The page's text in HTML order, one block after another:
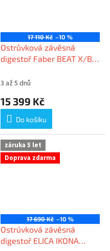
17 110 Kč –10 %
Ostrůvková závěsná
digestoř Faber BEAT X/BK
3 až 5 dnů
15 399 Kč
Do košíku
záruka 5 let
Doprava zdarma
17 690 Kč –10 %
Ostrúvková závěsná
digestoř ELICA IKONA